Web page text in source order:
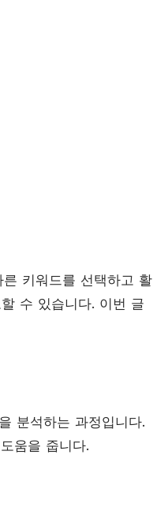
키워드를 선택하고 활
수 있습니다. 이번 글
분석하는 과정입니다.
움을 줍니다.